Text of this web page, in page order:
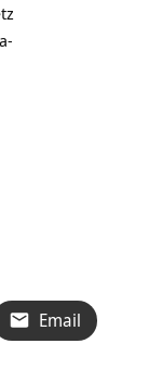
Email